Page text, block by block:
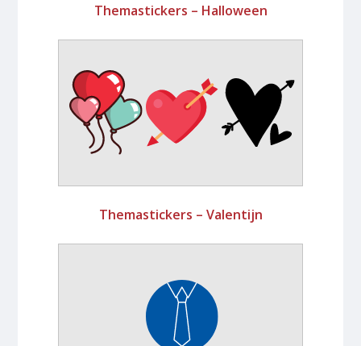
Themastickers – Halloween
Themastickers – Valentijn